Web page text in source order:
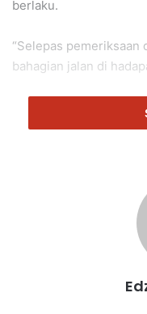
berlaku.
“Selepas pemeriksaan
bahagian jalan di
“Walaupun begitu,
berada dalam keadaan
sambungan tembok
memastikan
kerosakan lebih lanjut.
menggunakan semula